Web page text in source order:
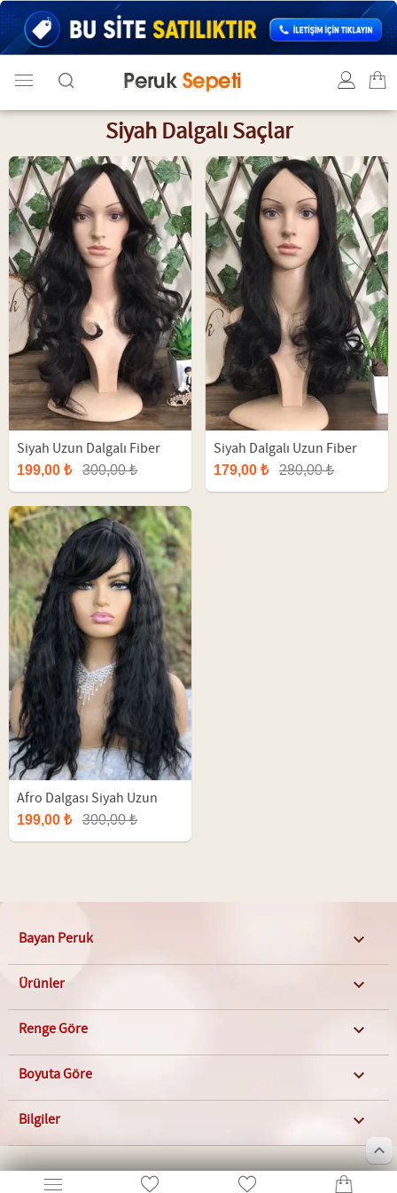
Siyah Dalgalı Saçlar
Siyah Uzun Dalgalı Fiber
Peruk
199,00 ₺ 300,00 ₺
Siyah Dalgalı Uzun Fiber
Peruk
179,00 ₺ 280,00 ₺
Afro Dalgası Siyah Uzun
Fiber Peruk
199,00 ₺ 300,00 ₺

Bayan Peruk 
Ürünler 
Renge Göre 
Boyuta Göre 
Bilgiler 